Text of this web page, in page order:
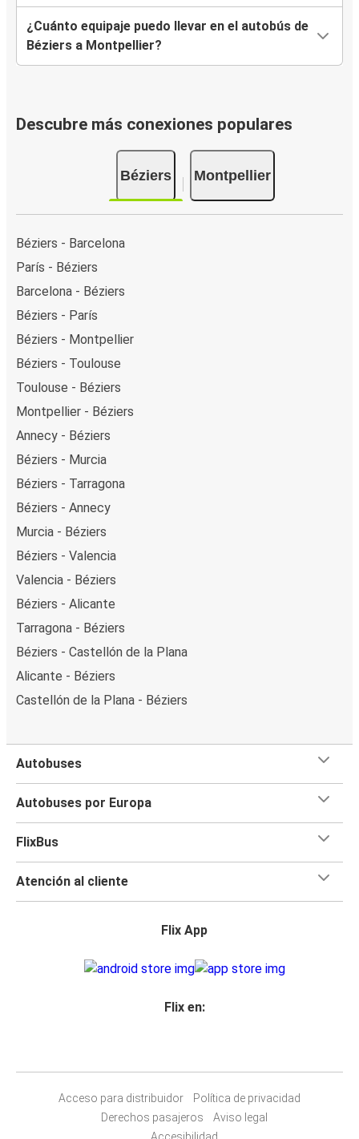
¿Cuánto equipaje puedo llevar en el autobús de
Béziers a Montpellier?
Descubre más conexiones populares
Béziers Montpellier
Béziers - Barcelona
París - Béziers
Barcelona - Béziers
Béziers - París
Béziers - Montpellier
Béziers - Toulouse
Toulouse - Béziers
Montpellier - Béziers
Annecy - Béziers
Béziers - Murcia
Béziers - Tarragona
Béziers - Annecy
Murcia - Béziers
Béziers - Valencia
Valencia - Béziers
Béziers - Alicante
Tarragona - Béziers
Béziers - Castellón de la Plana
Alicante - Béziers
Castellón de la Plana - Béziers
Autobuses
Autobuses por Europa
FlixBus
Atención al cliente
Flix App
Flix en:
Acceso para distribuidor
Política de privacidad
Derechos pasajeros
Aviso legal
Accesibilidad